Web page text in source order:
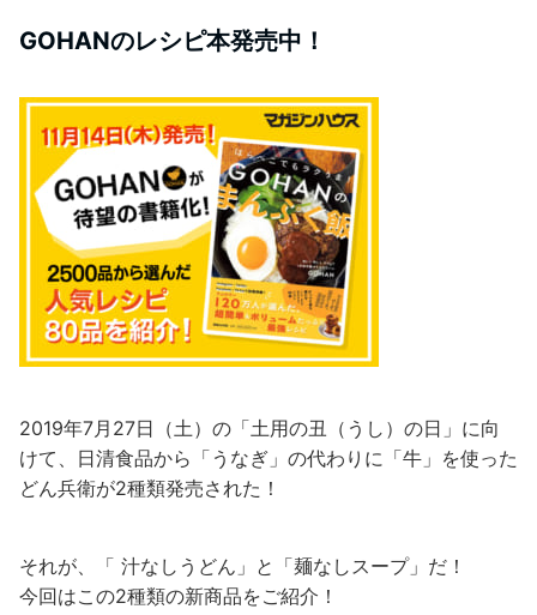
GOHANのレシピ本発売中！
2019年7月27日（土）の「土用の丑（うし）の日」に向
けて、日清食品から「うなぎ」の代わりに「牛」を使った
どん兵衛が2種類発売された！
それが、「 汁なしうどん」と「麺なしスープ」だ！
今回はこの2種類の新商品をご紹介！